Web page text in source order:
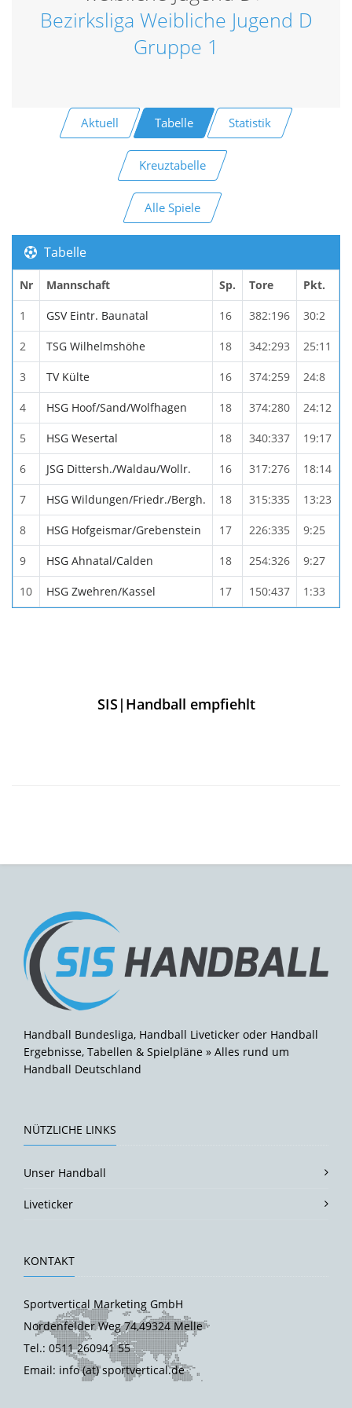
Bezirksliga Weibliche Jugend D
Gruppe 1
Aktuell Tabelle Statistik
Kreuztabelle
Alle Spiele
Tabelle
Nr Mannschaft Sp. Tore Pkt.
1 GSV Eintr. Baunatal 16 382:196 30:2
2 TSG Wilhelmshöhe 18 342:293 25:11
3 TV Külte 16 374:259 24:8
4 HSG Hoof/Sand/Wolfhagen 18 374:280 24:12
5 HSG Wesertal 18 340:337 19:17
6 JSG Dittersh./Waldau/Wollr. 16 317:276 18:14
7 HSG Wildungen/Friedr./Bergh. 18 315:335 13:23
8 HSG Hofgeismar/Grebenstein 17 226:335 9:25
9 HSG Ahnatal/Calden 18 254:326 9:27
10 HSG Zwehren/Kassel 17 150:437 1:33
SIS|Handball empfiehlt
Handball Bundesliga, Handball Liveticker oder Handball
Ergebnisse, Tabellen & Spielpläne » Alles rund um
Handball Deutschland
NÜTZLICHE LINKS
Unser Handball
Liveticker
KONTAKT
Sportvertical Marketing GmbH
Nordenfelder Weg 74,49324 Melle
Tel.: 0511 260941 55
Email: info (at) sportvertical.de